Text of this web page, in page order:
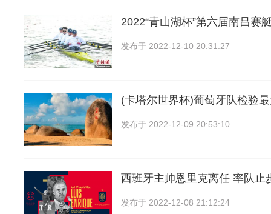
2022“青山湖杯”第六届南昌赛
发布于 2022-12-10 20:31:27
(卡塔尔世界杯)葡萄牙队检验最
发布于 2022-12-09 20:53:10
西班牙主帅恩里克离任 率队止
发布于 2022-12-08 21:12:24